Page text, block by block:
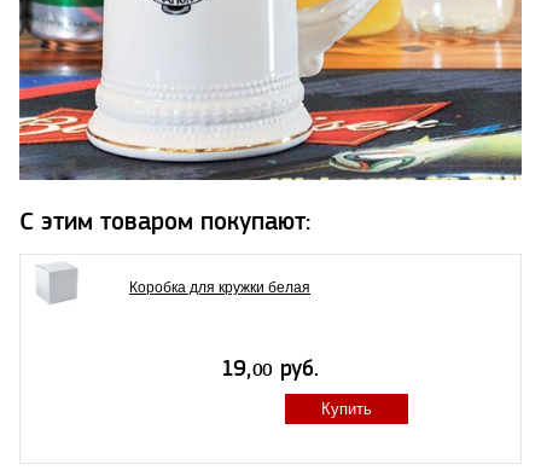
С этим товаром покупают:
Коробка для кружки белая
Купить